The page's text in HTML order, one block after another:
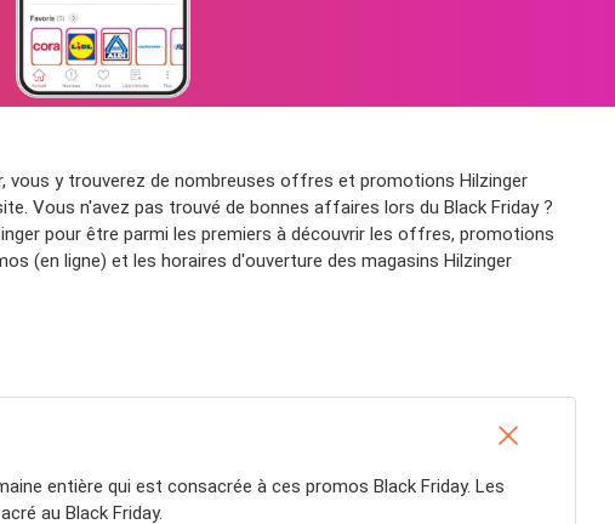
vous y trouverez de nombreuses offres et promotions Hilzinger
Vous n'avez pas trouvé de bonnes affaires lors du Black Friday ?
pour être parmi les premiers à découvrir les offres, promotions
(en ligne) et les horaires d'ouverture des magasins Hilzinger
entière qui est consacrée à ces promos Black Friday. Les
au Black Friday.